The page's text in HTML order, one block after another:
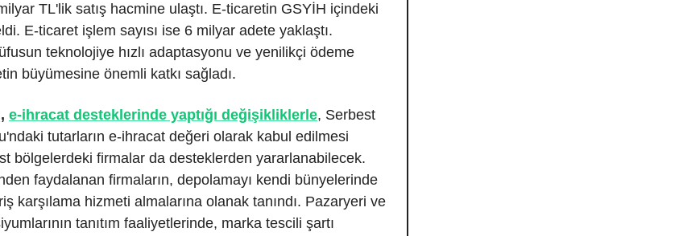
TL'lik satış hacmine ulaştı. E-ticaretin GSYİH içindeki
E-ticaret işlem sayısı ise 6 milyar adete yaklaştı.
teknolojiye hızlı adaptasyonu ve yenilikçi ödeme
büyümesine önemli katkı sağladı.
e-ihracat desteklerinde yaptığı değişikliklerle, Serbest
tutarların e-ihracat değeri olarak kabul edilmesi
bölgelerdeki firmalar da desteklerden yararlanabilecek.
faydalanan firmaların, depolamayı kendi bünyelerinde
karşılama hizmeti almalarına olanak tanındı. Pazaryeri ve
tanıtım faaliyetlerinde, marka tescili şartı